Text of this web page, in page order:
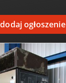
ogłoszenie